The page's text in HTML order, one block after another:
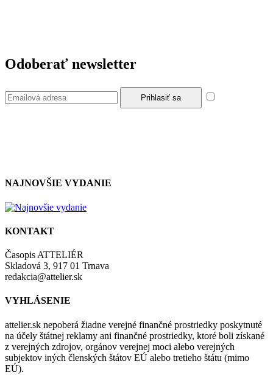
Odoberať newsletter
NAJNOVŠIE VYDANIE
KONTAKT
Časopis ATTELIÉR
Skladová 3, 917 01 Trnava
redakcia@attelier.sk
VYHLÁSENIE
attelier.sk nepoberá žiadne verejné finančné prostriedky poskytnuté
na účely štátnej reklamy ani finančné prostriedky, ktoré boli získané
z verejných zdrojov, orgánov verejnej moci alebo verejných
subjektov iných členských štátov EÚ alebo tretieho štátu (mimo
EÚ).